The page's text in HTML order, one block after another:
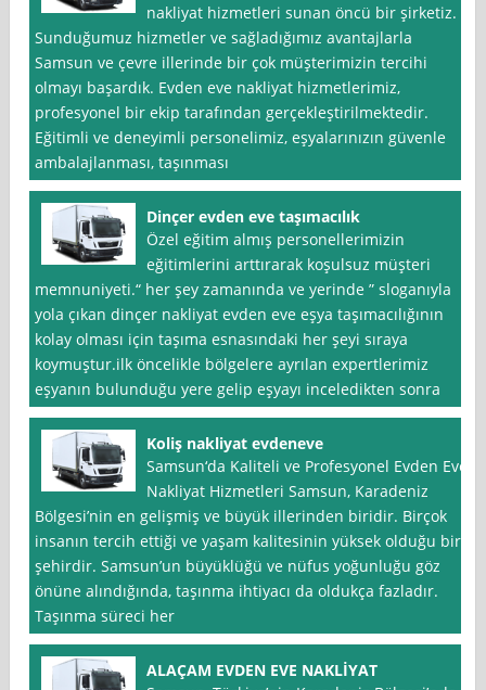
nakliyat hizmetleri sunan öncü bir şirketiz.
Sunduğumuz hizmetler ve sağladığımız avantajlarla
Samsun ve çevre illerinde bir çok müşterimizin tercihi
olmayı başardık. Evden eve nakliyat hizmetlerimiz,
profesyonel bir ekip tarafından gerçekleştirilmektedir.
Eğitimli ve deneyimli personelimiz, eşyalarınızın güvenle
ambalajlanması, taşınması
Dinçer evden eve taşımacılık
Özel eğitim almış personellerimizin
eğitimlerini arttırarak koşulsuz müşteri
memnuniyeti.“ her şey zamanında ve yerinde ” sloganıyla
yola çıkan dinçer nakliyat evden eve eşya taşımacılığının
kolay olması için taşıma esnasındaki her şeyi sıraya
koymuştur.ilk öncelikle bölgelere ayrılan expertlerimiz
eşyanın bulunduğu yere gelip eşyayı inceledikten sonra
Koliş nakliyat evdeneve
Samsun‘da Kaliteli ve Profesyonel Evden Eve
Nakliyat Hizmetleri Samsun, Karadeniz
Bölgesi’nin en gelişmiş ve büyük illerinden biridir. Birçok
insanın tercih ettiği ve yaşam kalitesinin yüksek olduğu bir
şehirdir. Samsun’un büyüklüğü ve nüfus yoğunluğu göz
önüne alındığında, taşınma ihtiyacı da oldukça fazladır.
Taşınma süreci her
ALAÇAM EVDEN EVE NAKLİYAT